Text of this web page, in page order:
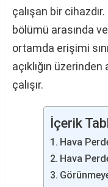
çalışan bir
bölümü arasında
ortamda erişimi
açıklığın
çalışır.
İçerik
Hava
Hava